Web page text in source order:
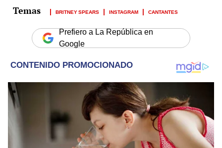
BRITNEY SPEARS INSTAGRAM CANTANTES
Prefiero a La República en
Google